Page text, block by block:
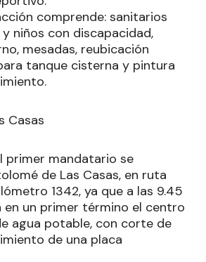
comprende: sanitarios
niños con discapacidad,
mesadas, reubicación
tanque cisterna y pintura
Casas
primer mandatario se
de Las Casas, en ruta
1342, ya que a las 9.45
en un primer término el centro
agua potable, con corte de
de una placa